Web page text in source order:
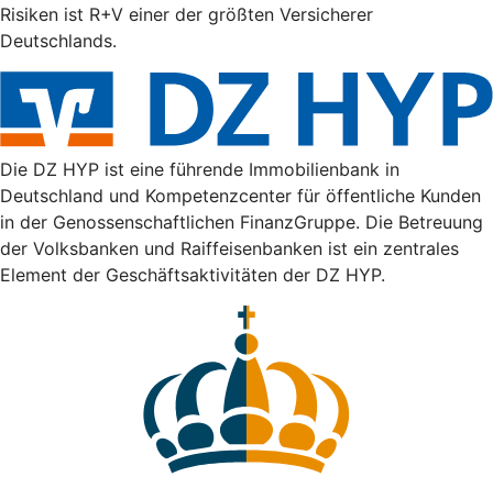
Risiken ist R+V einer der größten Versicherer
Deutschlands.
Die DZ HYP ist eine führende Immobilienbank in
Deutschland und Kompetenzcenter für öffentliche Kunden
in der Genossenschaftlichen FinanzGruppe. Die Betreuung
der Volksbanken und Raiffeisenbanken ist ein zentrales
Element der Geschäftsaktivitäten der DZ HYP.